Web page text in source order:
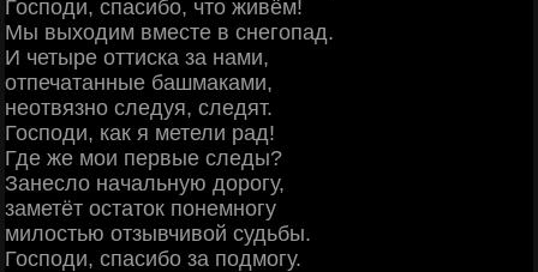
Господи, спасибо, что живём!
Мы выходим вместе в снегопад.
И четыре оттиска за нами,
отпечатанные башмаками,
неотвязно следуя, следят.
Господи, как я метели рад!
Где же мои первые следы?
Занесло начальную дорогу,
заметёт остаток понемногу
милостью отзывчивой судьбы.
Господи, спасибо за подмогу.